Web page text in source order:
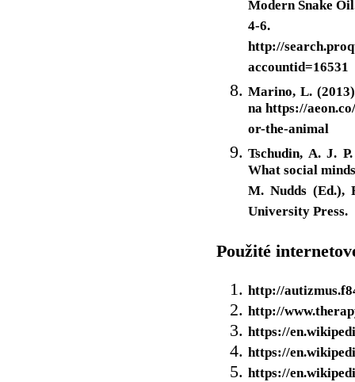
Modern Snake
4-
http://
accountid=16531
Marino, L.
na https://
or-the-animal
Tschudin, A. J.
What social
M. Nudds (Ed.),
University Press.
Použité
http://
http://
https://
https://
https://